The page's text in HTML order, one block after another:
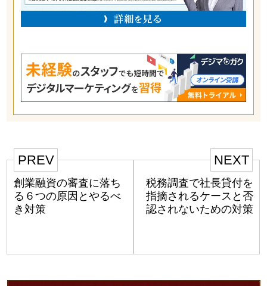
PREV
創業融資の審査に落ち
る６つの原因とやるべ
き対策
NEXT
税務調査で社長貸付を
指摘されるケースと否
認されないための対策